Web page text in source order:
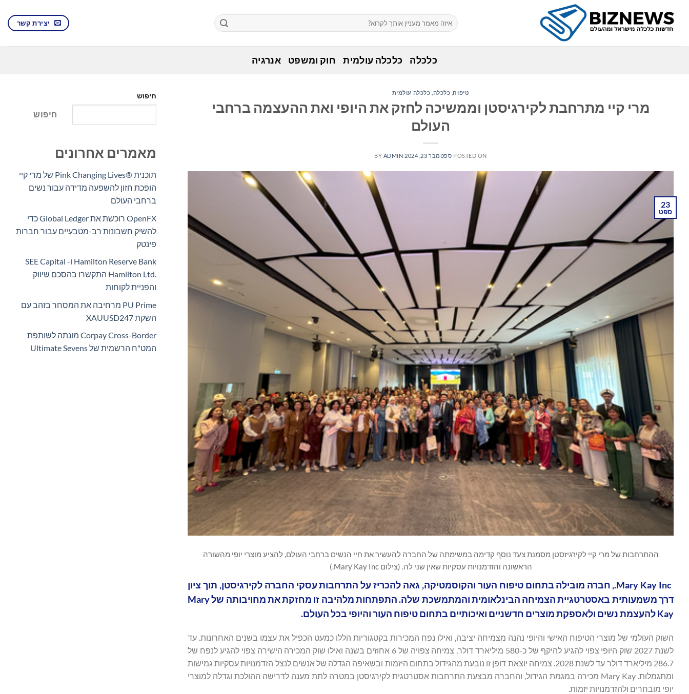
content
יצירת קשר
כלכלה כלכלה עולמית חוק ומשפט אנרגיה
טיפוח כלכלה כלכלה עולמית
מרי קיי מתרחבת לקירגיסטן וממשיכה לחזק את היופי ואת ההעצמה ברחבי
העולם
POSTED ON ספטמבר 23, 2024 BY ADMIN
23
ספט
ההתרחבות של מרי קיי לקירגיזסטן מסמנת צעד נוסף קדימה במשימתה של החברה להעשיר את חיי הנשים ברחבי העולם, להציע מוצרי יופי מהשורה
הראשונה והזדמנויות עסקיות שאין שני לה. (צילום Mary Kay Inc.)
‏Mary Kay Inc., חברה מובילה בתחום טיפוח העור והקוסמטיקה, גאה להכריז על התרחבות עסקי החברה לקירגיסטן, תוך ציון
דרך משמעותית באסטרטגיית הצמיחה הבינלאומית והמתמשכת שלה. התפתחות מלהיבה זו מחזקת את מחויבותה של Mary
Kay להעצמת נשים ולאספקת מוצרים חדשניים ואיכותיים בתחום טיפוח העור והיופי בכל העולם.
השוק העולמי של מוצרי הטיפוח האישי והיופי נהנה מצמיחה יציבה, ואילו נפח המכירות בקטגוריות הללו כמעט הכפיל את עצמו בשנים האחרונות. עד
לשנת 2027 שוק היופי צפוי להגיע להיקף של כ-580 מיליארד דולר, צמיחה צפויה של 6 אחוזים בשנה ואילו שוק המכירה הישירה צפוי להגיע לנפח של
286.7 מיליארד דולר עד לשנת 2028. צמיחה יוצאת דופן זו נובעת מהגידול בתחום היזמות ובשאיפה הגדלה של אנשים לנצל הזדמנויות עסקיות גמישות
ומתגמלות. Mary Kay מכירה במגמת הגידול, והחברה מבצעת התרחבות אסטרטגית לקירגיסטן במטרה לתת מענה לדרישה ההולכת וגדלה למוצרי
יופי מובחרים ולהזדמנויות יזמות.
חיפוש
חיפוש
מאמרים אחרונים
תוכנית Pink Changing Lives®‎ של מרי קיי
הופכת חזון להשפעה מדידה עבור נשים
ברחבי העולם
OpenFX רוכשת את Global Ledger כדי
להשיק חשבונות רב-מטבעיים עבור חברות
פינטק
Hamilton Reserve Bank ו- SEE Capital
Hamilton Ltd.‎ התקשרו בהסכם שיווק
והפניית לקוחות
PU Prime מרחיבה את המסחר בזהב עם
השקת XAUUSD247
Corpay Cross-Border מונתה לשותפת
המט"ח הרשמית של Ultimate Sevens